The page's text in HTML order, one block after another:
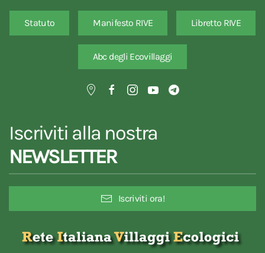
Statuto Manifesto RIVE Libretto RIVE
Abc degli Ecovillaggi
Iscriviti alla nostra
NEWSLETTER
Iscriviti ora!